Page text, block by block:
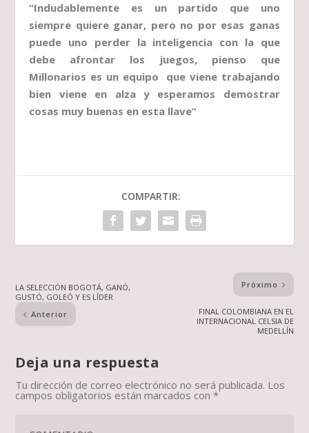
“Indudablemente es un partido que uno
siempre quiere ganar, pero no por esas ganas
puede uno perder la inteligencia con la que
debe afrontar los juegos, pienso que
Millonarios es un equipo que viene trabajando
bien viene en alza y esperamos demostrar
cosas muy buenas en esta llave”
COMPARTIR:
LA SELECCIÓN BOGOTÁ, GANÓ,
GUSTÓ, GOLEÓ Y ES LÍDER
Anterior
Próximo
FINAL COLOMBIANA EN EL
INTERNACIONAL CELSIA DE
MEDELLÍN
Deja una respuesta
Tu dirección de correo electrónico no será publicada. Los
campos obligatorios están marcados con*